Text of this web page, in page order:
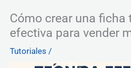
Cómo crear una ficha
efectiva para vender
Tutoriales /